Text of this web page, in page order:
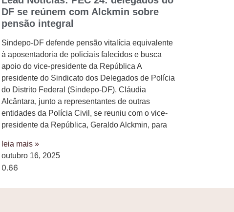
DF se reúnem com Alckmin sobre
pensão integral
Sindepo-DF defende pensão vitalícia equivalente
à aposentadoria de policiais falecidos e busca
apoio do vice-presidente da República A
presidente do Sindicato dos Delegados de Polícia
do Distrito Federal (Sindepo-DF), Cláudia
Alcântara, junto a representantes de outras
entidades da Polícia Civil, se reuniu com o vice-
presidente da República, Geraldo Alckmin, para
leia mais »
outubro 16, 2025